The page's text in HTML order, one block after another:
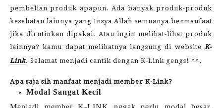
pembelian produk apapun. Ada banyak produk-produk
kesehatan lainnya yang Insya Allah semuanya bermanfaat
jika dirutinkan dipakai. Atau ingin melihat-lihat produk
lainnya? kamu dapat melihatnya langsung di website K-
Link. Selamat menjadi cantik dengan K-Link gengs! ^^,
Apa saja sih manfaat menjadi member K-Link?
Modal Sangat Kecil